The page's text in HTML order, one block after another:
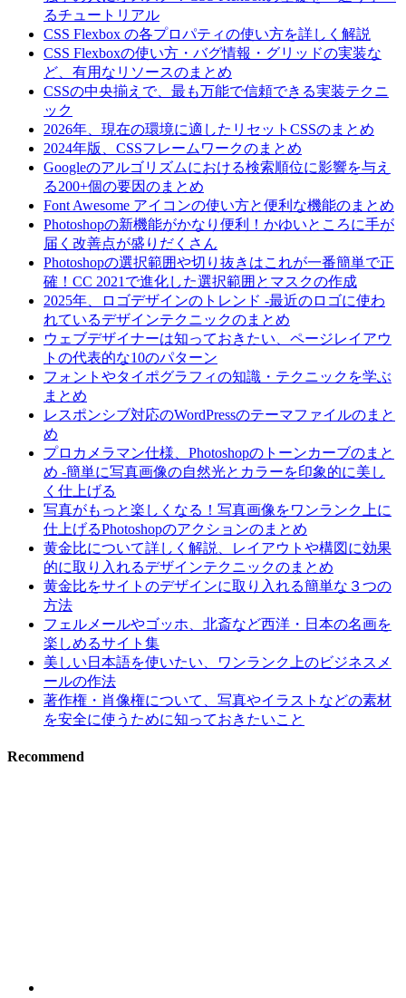
るチュートリアル
CSS Flexbox の各プロパティの使い方を詳しく解説
CSS Flexboxの使い方・バグ情報・グリッドの実装な
ど、有用なリソースのまとめ
CSSの中央揃えで、最も万能で信頼できる実装テクニ
ック
2026年、現在の環境に適したリセットCSSのまとめ
2024年版、CSSフレームワークのまとめ
Googleのアルゴリズムにおける検索順位に影響を与え
る200+個の要因のまとめ
Font Awesome アイコンの使い方と便利な機能のまとめ
Photoshopの新機能がかなり便利！かゆいところに手が
届く改善点が盛りだくさん
Photoshopの選択範囲や切り抜きはこれが一番簡単で正
確！CC 2021で進化した選択範囲とマスクの作成
2025年、ロゴデザインのトレンド -最近のロゴに使わ
れているデザインテクニックのまとめ
ウェブデザイナーは知っておきたい、ページレイアウ
トの代表的な10のパターン
フォントやタイポグラフィの知識・テクニックを学ぶ
まとめ
レスポンシブ対応のWordPressのテーマファイルのまと
め
プロカメラマン仕様、Photoshopのトーンカーブのまと
め -簡単に写真画像の自然光とカラーを印象的に美し
く仕上げる
写真がもっと楽しくなる！写真画像をワンランク上に
仕上げるPhotoshopのアクションのまとめ
黄金比について詳しく解説、レイアウトや構図に効果
的に取り入れるデザインテクニックのまとめ
黄金比をサイトのデザインに取り入れる簡単な３つの
方法
フェルメールやゴッホ、北斎など西洋・日本の名画を
楽しめるサイト集
美しい日本語を使いたい、ワンランク上のビジネスメ
ールの作法
著作権・肖像権について、写真やイラストなどの素材
を安全に使うために知っておきたいこと
Recommend